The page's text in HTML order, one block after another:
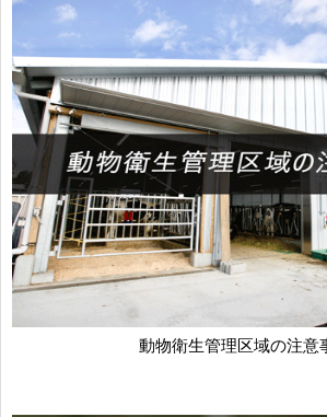
動物衛生管理区域の注意